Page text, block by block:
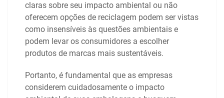
claras sobre seu impacto ambiental ou não
oferecem opções de reciclagem podem ser vistas
como insensíveis às questões ambientais e
podem levar os consumidores a escolher
produtos de marcas mais sustentáveis.
Portanto, é fundamental que as empresas
considerem cuidadosamente o impacto